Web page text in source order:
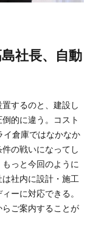
するのと、建設し
的に違う。コスト
イ倉庫ではなかなか
の戦いになってし
っと今回のように
社内に設計・施工
ーに対応できる。
ご案内することが